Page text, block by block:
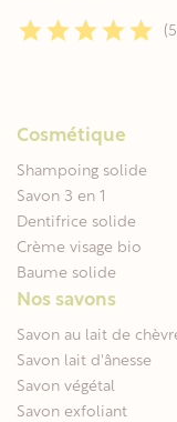
Cosmétique
Shampoing solide
Savon 3 en 1
Dentifrice solide
Crème visage bio
Baume solide
Nos savons
Savon au lait de
Savon lait d'ânesse
Savon végétal
Savon exfoliant